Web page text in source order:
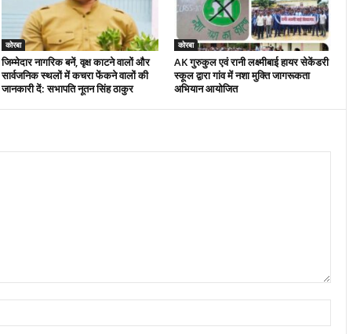
कोरबा
जिम्मेदार नागरिक बनें, वृक्ष काटने वालों और
सार्वजनिक स्थलों में कचरा फेंकने वालों की
जानकारी दें: सभापति नूतन सिंह ठाकुर
कोरबा
AK गुरुकुल एवं रानी लक्ष्मीबाई हायर सेकेंडरी
स्कूल द्वारा गांव में नशा मुक्ति जागरूकता
अभियान आयोजित